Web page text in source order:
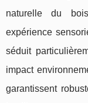
naturelle du
expérience
séduit
impact
garantissent